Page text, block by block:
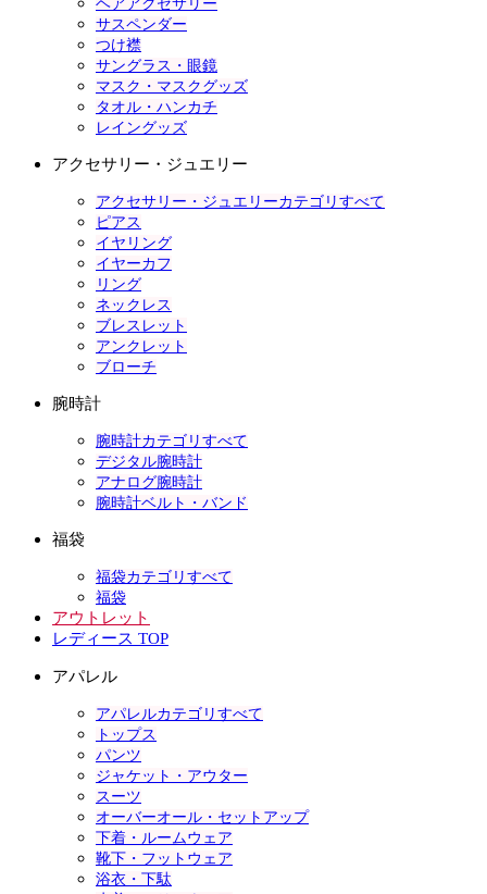
ヘアアクセサリー
サスペンダー
つけ襟
サングラス・眼鏡
マスク・マスクグッズ
タオル・ハンカチ
レイングッズ
アクセサリー・ジュエリー
アクセサリー・ジュエリーカテゴリすべて
ピアス
イヤリング
イヤーカフ
リング
ネックレス
ブレスレット
アンクレット
ブローチ
腕時計
腕時計カテゴリすべて
デジタル腕時計
アナログ腕時計
腕時計ベルト・バンド
福袋
福袋カテゴリすべて
福袋
アウトレット
レディース TOP
アパレル
アパレルカテゴリすべて
トップス
パンツ
ジャケット・アウター
スーツ
オーバーオール・セットアップ
下着・ルームウェア
靴下・フットウェア
浴衣・下駄